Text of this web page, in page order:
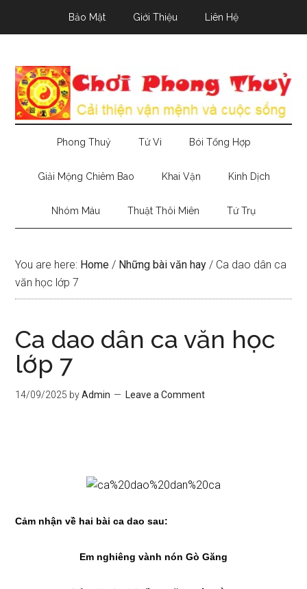
Bảo Mật Giới Thiệu Liên Hệ
Phong Thuỷ Tử Vi Bói Tổng Hợp
Giải Mộng Chiêm Bao Khai Vận Kinh Dịch
Nhóm Máu Thuật Thôi Miên Tứ Trụ
You are here: Home / Những bài văn hay / Ca dao dân ca
văn học lớp 7
Ca dao dân ca văn học
lớp 7
14/09/2025 byAdmin Leave a Comment
Cảm nhận về hai bài ca dao sau:
Em nghiêng vành nón Gò Găng